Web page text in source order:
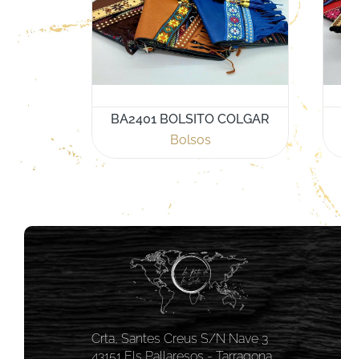
BA2401 BOLSITO COLGAR
Bolsos
Crta, Santes Creus S/N Nave 3